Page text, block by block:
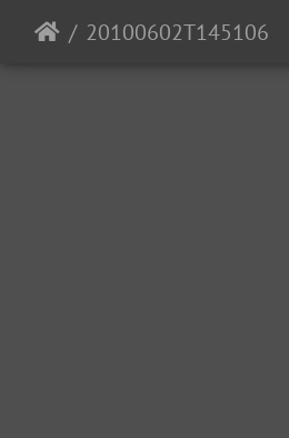
20100602T145106